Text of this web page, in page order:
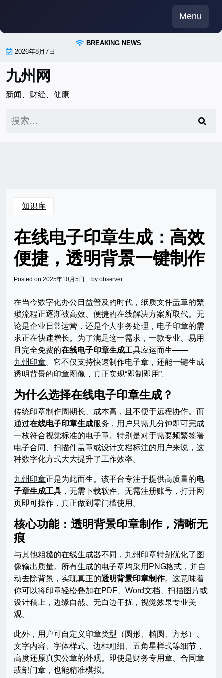
content
Menu
BREAKING NEWS
2026年8月7日
九州网
新闻、财经、健康
索：
知识库
在线电子印章生成：高效
便捷，透明背景一键制作
Posted on 2025年10月5日 by observer
在当今数字化办公日益普及的时代，纸质文件盖章的繁
琐流程正逐渐被高效、便捷的在线解决方案所取代。无
论是企业日常运营，还是个人事务处理，电子印章的需
求正在快速增长。为了满足这一需求，一款专业、易用
且完全免费的在线电子印章生成工具应运而生——
九州印章。它不仅支持快速制作电子章，还能一键生成
透明背景的印章图像，真正实现“即制即用”。
为什么选择在线电子印章生成？
传统印章制作周期长、成本高，且不便于远程协作。而
通过在线电子印章生成服务，用户只需几分钟即可完成
一枚符合视觉标准的电子章。特别是对于需要频繁签署
电子合同、扫描件盖章或设计文档标注的用户来说，这
种数字化方式大大提升了工作效率。
九州印章正是为此而生。该平台专注于提供高质量的电
子章生成工具 ，无需下载软件、无需注册账号，打开网
页即可操作，真正做到零门槛使用。
核心功能：透明背景印章制作，清晰无
痕
与其他粗糙的在线生成器不同， 九州印章特别优化了图
像输出质量。所有生成的电子章均采用PNG格式，并自
动去除背景，实现真正的透明背景印章制作。这意味着
你可以将印章轻松叠加在PDF、Word文档、扫描图片或
设计稿上，边缘自然、无白边干扰，视觉效果专业美
观。
此外，用户可自定义印章类型（圆形、椭圆、方形）、
文字内容、字体样式、边框粗细、五角星样式等细节，
高度还原真实公章的外观。即使是财务专用章、合同章
或部门章，也能精准模拟。